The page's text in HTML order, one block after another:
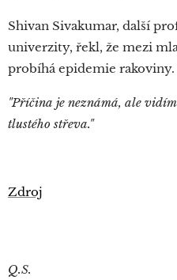
Shivan Sivakumar, další
univerzity, řekl, že mezi
probíhá epidemie rakoviny.
"Příčina je neznámá, ale
tlustého střeva."
Zdroj
Q.S.